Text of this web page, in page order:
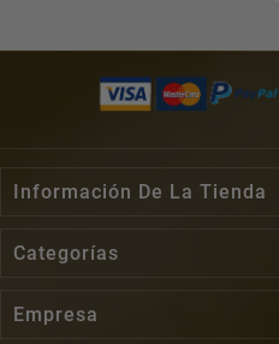
Información De La Tienda
Categorías
Empresa